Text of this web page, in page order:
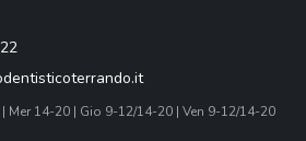
Mer 14-20 | Gio 9-12/14-20 | Ven 9-12/14-20